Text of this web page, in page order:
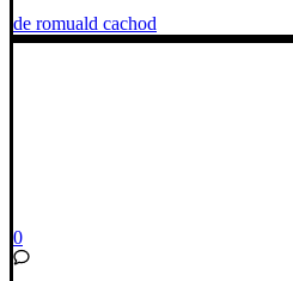
de romuald cachod
0